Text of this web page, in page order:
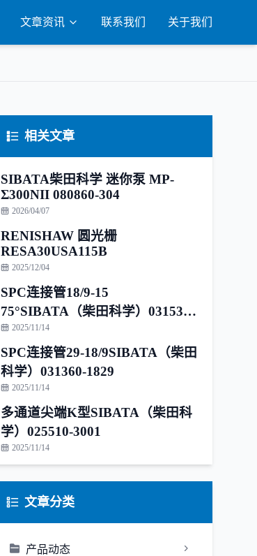
文章资讯 联系我们 关于我们
相关文章
SIBATA柴田科学 迷你泵 MP-
Σ300NII 080860-304
2026/04/07
RENISHAW 圆光栅
RESA30USA115B
2025/12/04
SPC连接管18/9-15
75°SIBATA（柴田科学）031530-
1815
2025/11/14
SPC连接管29-18/9SIBATA（柴田
科学）031360-1829
2025/11/14
多通道尖端K型SIBATA（柴田科
学）025510-3001
2025/11/14
文章分类
产品动态